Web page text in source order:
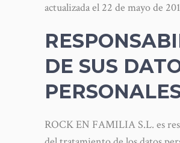
actualizada el 22 de mayo de
DE SUS
ROCK EN FAMILIA S.L. es